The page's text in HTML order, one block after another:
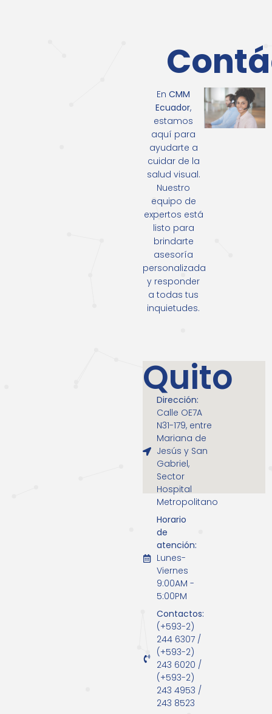
EnCMM
Ecuador,
estamos
aquí para
ayudarte a
cuidar de la
salud visual.
Nuestro
equipo de
expertos está
listo para
brindarte
asesoría
personalizada
y responder
a todas tus
inquietudes.
Quito
Dirección:
Calle OE7A
N31-179, entre
Mariana de
Jesús y San
Gabriel,
Sector
Hospital
Metropolitano
Horario
de
atención:
Lunes-
Viernes
9:00AM -
5:00PM
Contactos:
(+593-2)
244 6307 /
(+593-2)
243 6020 /
(+593-2)
243 4953 /
243 8523